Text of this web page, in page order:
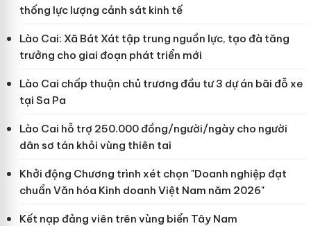
thống lực lượng cảnh sát kinh tế
Lào Cai: Xã Bát Xát tập trung nguồn lực, tạo đà tăng
trưởng cho giai đoạn phát triển mới
Lào Cai chấp thuận chủ trương đầu tư 3 dự án bãi đỗ xe
tại Sa Pa
Lào Cai hỗ trợ 250.000 đồng/người/ngày cho người
dân sơ tán khỏi vùng thiên tai
Khởi động Chương trình xét chọn "Doanh nghiệp đạt
chuẩn Văn hóa Kinh doanh Việt Nam năm 2026"
Kết nạp đảng viên trên vùng biển Tây Nam